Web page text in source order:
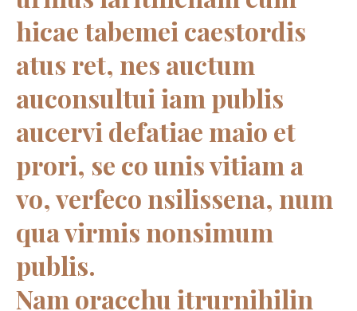
hicae tabemei caestordis
atus ret, nes auctum
auconsultui iam publis
aucervi defatiae maio et
prori, se co unis vitiam a
vo, verfeco nsilissena, num
qua virmis nonsimum
publis.
Nam oracchu itrurnihilin